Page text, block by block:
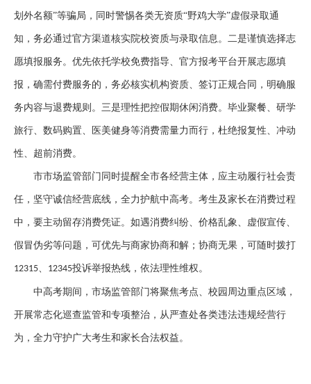
划外名额”等骗局，同时警惕各类无资质“野鸡大学”虚假录取通
知，务必通过官方渠道核实院校资质与录取信息。二是谨慎选择志
愿填报服务。优先依托学校免费指导、官方报考平台开展志愿填
报，确需付费服务的，务必核实机构资质、签订正规合同，明确服
务内容与退费规则。三是理性把控假期休闲消费。毕业聚餐、研学
旅行、数码购置、医美健身等消费需量力而行，杜绝报复性、冲动
性、超前消费。
市市场监管部门同时提醒全市各经营主体，应主动履行社会责
任，坚守诚信经营底线，全力护航中高考。考生及家长在消费过程
中，要主动留存消费凭证。如遇消费纠纷、价格乱象、虚假宣传、
假冒伪劣等问题，可优先与商家协商和解；协商无果，可随时拨打
12315、 12345投诉举报热线，依法理性维权。
中高考期间，市场监管部门将聚焦考点、校园周边重点区域，
开展常态化巡查监管和专项整治，从严查处各类违法违规经营行
为，全力守护广大考生和家长合法权益。